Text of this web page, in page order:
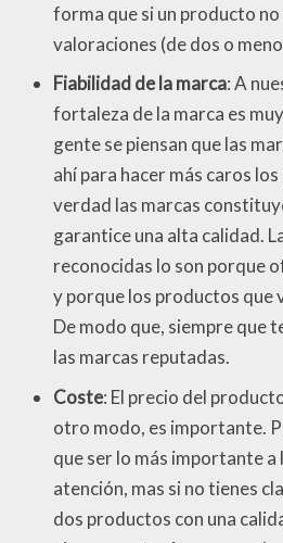
forma que si un producto no
valoraciones (de dos o
Fiabilidad de la marca: A
fortaleza de la marca es
gente se piensan que las
ahí para hacer más caros
verdad las marcas
garantice una alta calidad.
reconocidas lo son porque
y porque los productos que
De modo que, siempre que
las marcas reputadas.
Coste: El precio del
otro modo, es importante.
que ser lo más importante a
atención, mas si no tienes
dos productos con una